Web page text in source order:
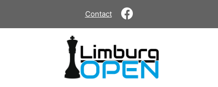
de
Contact